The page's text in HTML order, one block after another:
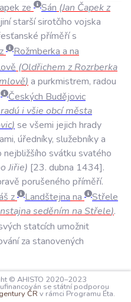
ze Sán (Jan Čapekz
jinístaršísirotčího vojska
příměřís
z Rožmberka a na
(Oldřichem z Rozrberka
) a purkmistrem, radou
Českých Budějovic
radúi všie obcíměsta
) se všemi jejich hrady
, úředníky, služebníkya
nejbližšího svátku svatého
Jiřie) 23. dubna 1434 .
porušeného příměří.
z Landštejna na
Střele
seděním naStřele).
statcích umožnit
za stanovených
© AHISTO 2020–2023
se státní podporou
ČR v rámci Programu Éta.